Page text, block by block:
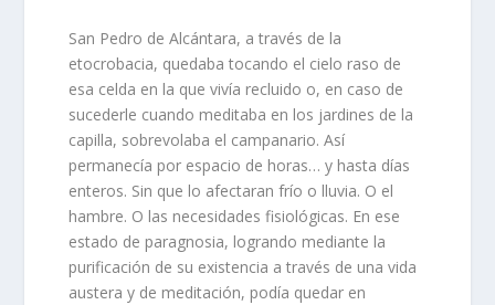
San Pedro de Alcántara, a través de la
etocrobacia, quedaba tocando el cielo raso de
esa celda en la que vivía recluido o, en caso de
sucederle cuando meditaba en los jardines de la
capilla, sobrevolaba el campanario. Así
permanecía por espacio de horas… y hasta días
enteros. Sin que lo afectaran frío o lluvia. O el
hambre. O las necesidades fisiológicas. En ese
estado de paragnosia, logrando mediante la
purificación de su existencia a través de una vida
austera y de meditación, podía quedar en